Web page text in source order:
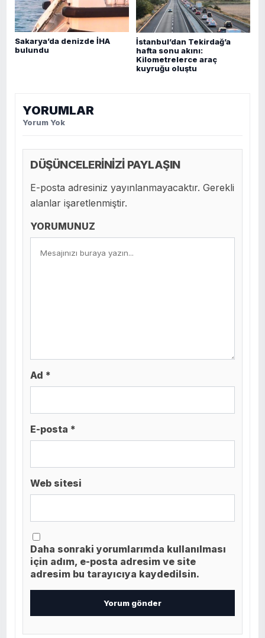
Sakarya’da denizde İHA
bulundu
İstanbul’dan Tekirdağ’a
hafta sonu akını:
Kilometrelerce araç
kuyruğu oluştu
YORUMLAR
Yorum Yok
DÜŞÜNCELERİNİZİ PAYLAŞIN
E-posta adresiniz yayınlanmayacaktır. Gerekli
alanlar işaretlenmiştir.
YORUMUNUZ
Ad *
E-posta *
Web sitesi
Daha sonraki yorumlarımda kullanılması
için adım, e-posta adresim ve site
adresim bu tarayıcıya kaydedilsin.